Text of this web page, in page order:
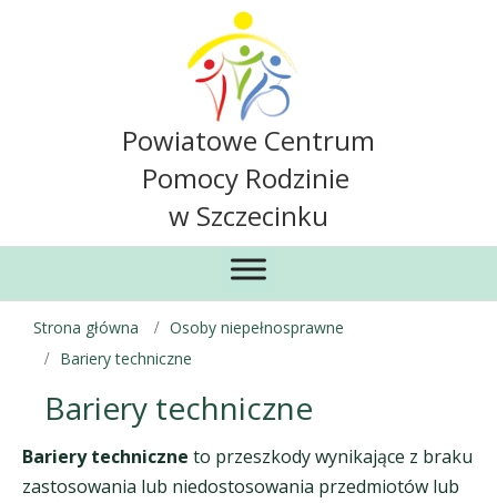
Powiatowe Centrum
Pomocy Rodzinie
w Szczecinku
Strona główna
Osoby niepełnosprawne
Bariery techniczne
Bariery techniczne
Bariery techniczne to przeszkody wynikające z braku
zastosowania lub niedostosowania przedmiotów lub